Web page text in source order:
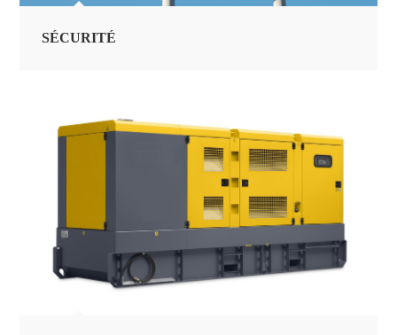
SÉCURITÉ